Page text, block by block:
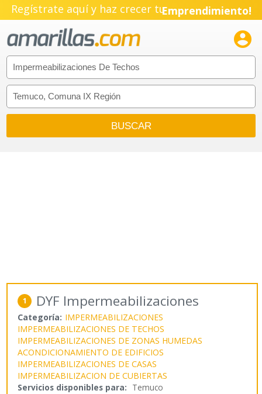
Regístrate aquí y haz crecer tuEmprendimiento!

1 DYF Impermeabilizaciones
Categoría: IMPERMEABILIZACIONES
IMPERMEABILIZACIONES DE TECHOS
IMPERMEABILIZACIONES DE ZONAS HUMEDAS
ACONDICIONAMIENTO DE EDIFICIOS
IMPERMEABILIZACIONES DE CASAS
IMPERMEABILIZACION DE CUBIERTAS
Servicios disponibles para: Temuco